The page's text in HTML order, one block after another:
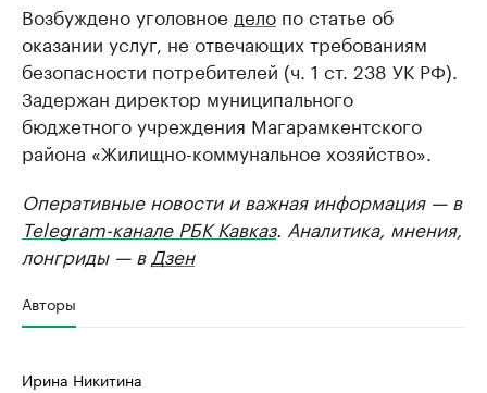
Возбуждено уголовное дело по статье об
оказании услуг, не отвечающих требованиям
безопасности потребителей (ч. 1 ст. 238 УК РФ).
Задержан директор муниципального
бюджетного учреждения Магарамкентского
района «Жилищно-коммунальное хозяйство».
Оперативные новости и важная информация — в
Telegram-канале РБК Кавказ. Аналитика, мнения,
лонгриды — в Дзен
Авторы
Ирина Никитина